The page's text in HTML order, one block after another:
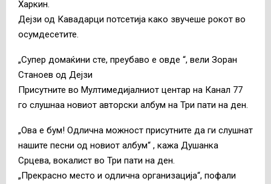
Харкин.
Дејзи од Кавадарци потсетија како звучеше рокот во
осумдесетите.
„Супер домаќини сте, преубаво е овде “, вели Зоран
Станоев од Дејзи
Присутните во Мултимедијалниот центар на Канал 77
го слушнаа новиот авторски албум на Три пати на ден.
„Ова е бум! Одлична можност присутните да ги слушнат
нашите песни од новиот албум“ , кажа Душанка
Срцева, вокалист во Три пати на ден.
„Прекрасно место и одлична организација“, пофали